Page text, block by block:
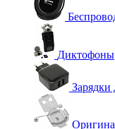
Диктофоны
Зарядки